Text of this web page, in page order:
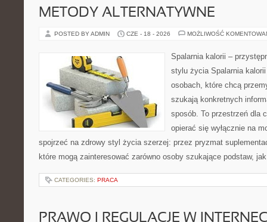
METODY ALTERNATYWNE
POSTED BY ADMIN CZE - 18 - 2026 MOŻLIWOŚĆ
Spalarnia kalorii –
stylu życia Spalarnia
osobach, które chcą
szukają konkretnych
sposób. To przestrzeń dla
opierać się wyłącznie na
spojrzeć na zdrowy styl życia szerzej: przez pryzmat
które mogą zainteresować zarówno osoby szukające podstaw,
CATEGORIES: PRACA
PRAWO I REGULACJE W